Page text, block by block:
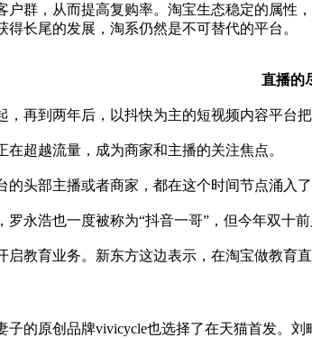
群，从而提高复购率。淘宝生态稳定的属性
长尾的发展，淘系仍然是不可替代的平台。
直播的
再到两年后，以抖快为主的短视频内容平台
超越流量，成为商家和主播的关注焦点。
头部主播或者商家，都在这个时间节点涌入了
永浩也一度被称为“抖音一哥”，但今年双十
教育业务。新东方这边表示，在淘宝做教育
的原创品牌vivicycle也选择了在天猫首发。